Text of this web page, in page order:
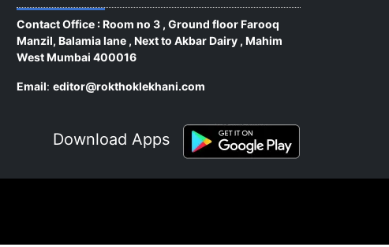
Contact Office : Room no 3 , Ground floor Farooq
Manzil, Balamia lane , Next to Akbar Dairy , Mahim
West Mumbai 400016
Email: editor@rokthoklekhani.com
Download Apps